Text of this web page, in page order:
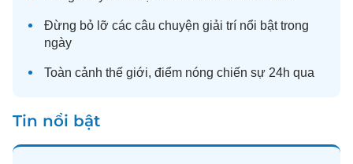
Đừng bỏ lỡ các câu chuyện giải trí nổi bật trong
ngày
Toàn cảnh thế giới, điểm nóng chiến sự 24h qua
Tin nổi bật